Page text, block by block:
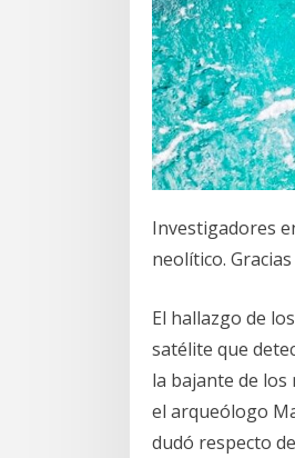
Investigadores
neolítico.
El hallazgo de
satélite que
la bajante de los
el arqueólogo
dudó respecto